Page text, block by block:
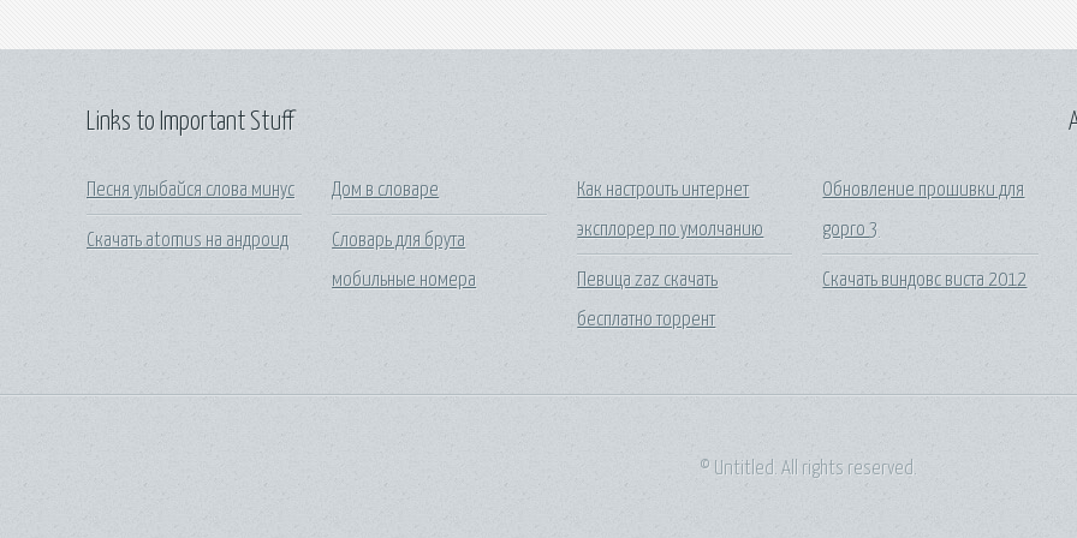
Links to Important Stuff
Песня улыбайся слова минус
Скачать atomus на андроид
Дом в словаре
Словарь для брута
мобильные номера
Как настроить интернет
эксплорер по умолчанию
Певица zaz скачать
бесплатно торрент
Обновление прошивки для
gopro 3
Скачать виндовс виста 2012
© Untitled. All rights reserved.